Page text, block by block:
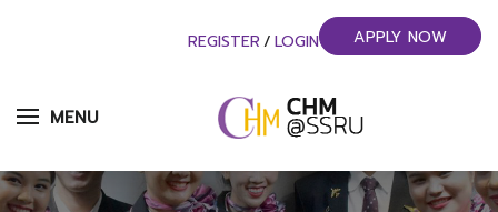
MENU
REGISTER / LOGIN APPLY NOW